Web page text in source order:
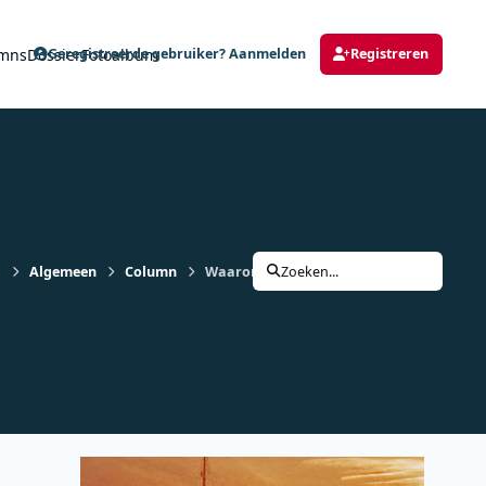
DossierFotoalbum
Geregistreerde gebruiker? Aanmelden Registreren
Algemeen Column Waarom de middengolf nog niet
Zoeken...